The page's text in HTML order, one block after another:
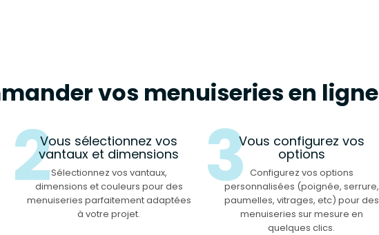
vos menuiseries en ligne
2Vous sélectionnez vos
vantaux et dimensions
Sélectionnez vos vantaux,
dimensions et couleurs pour des
menuiseries parfaitement adaptées
à votre projet.
3Vous configurez vos
options
Configurez vos options
personnalisées (poignée, serrure,
paumelles, vitrages, etc) pour des
menuiseries sur mesure en
quelques clics.